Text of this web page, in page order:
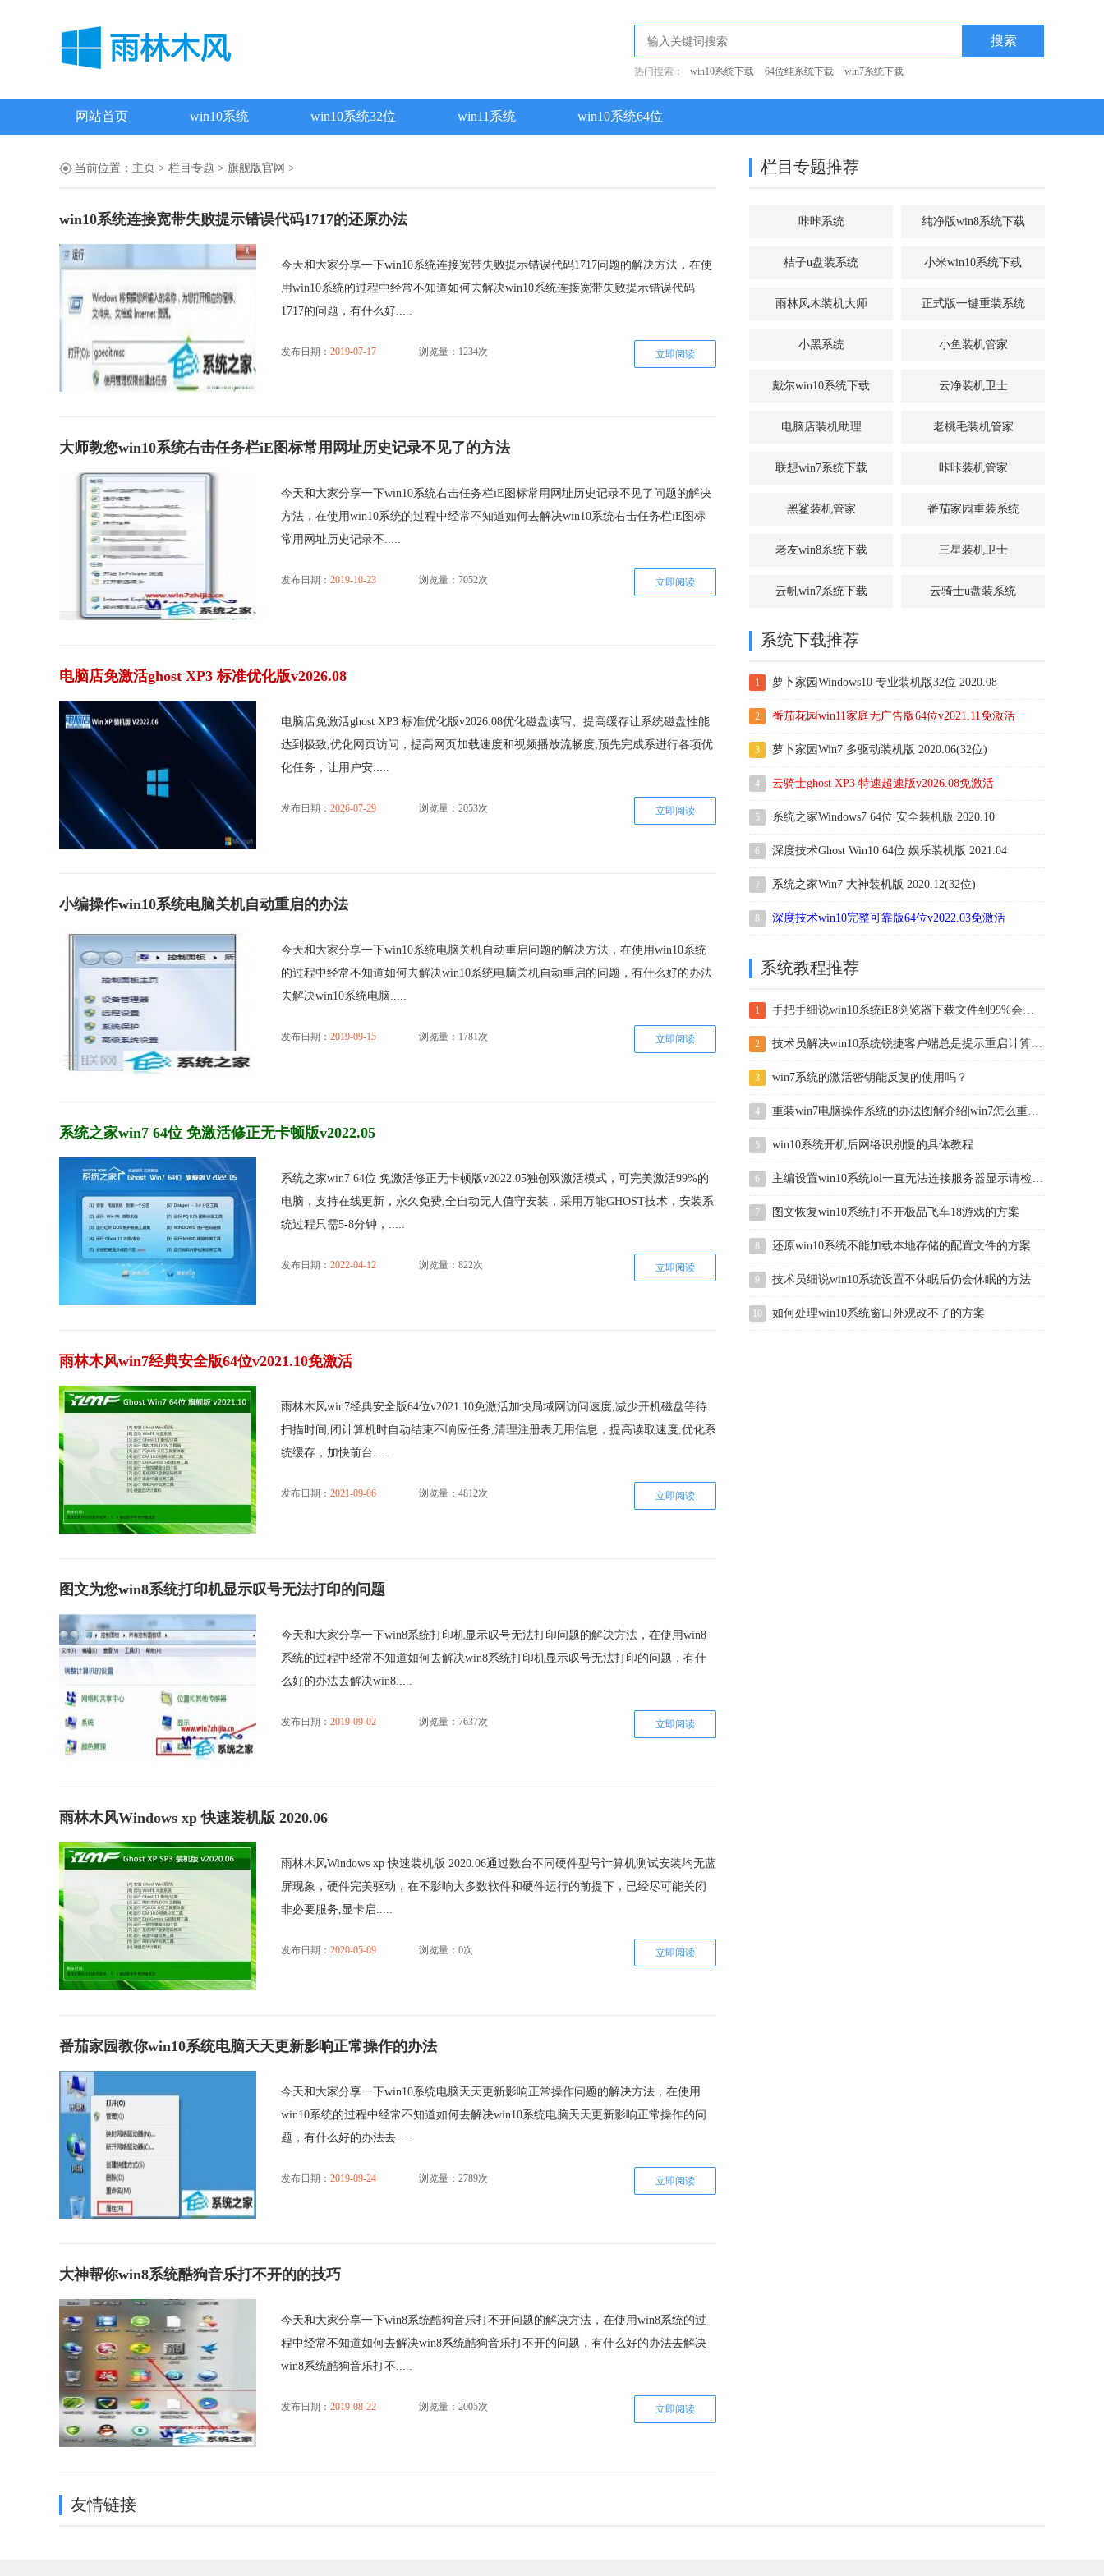
热门搜索： win10系统下载 64位纯系统下载 win7系统下载
网站首页 win10系统 win10系统32位 win11系统 win10系统64位
当前位置： 主页 > 栏目专题 > 旗舰版官网 >
win10系统连接宽带失败提示错误代码1717的还原办法
今天和大家分享一下win10系统连接宽带失败提示错误代码1717问题的解决方法，在使
用win10系统的过程中经常不知道如何去解决win10系统连接宽带失败提示错误代码
1717的问题，有什么好.....
发布日期： 2019-07-17 浏览量：1234次 立即阅读
大师教您win10系统右击任务栏iE图标常用网址历史记录不见了的方法
今天和大家分享一下win10系统右击任务栏iE图标常用网址历史记录不见了问题的解决
方法，在使用win10系统的过程中经常不知道如何去解决win10系统右击任务栏iE图标
常用网址历史记录不.....
发布日期： 2019-10-23 浏览量：7052次 立即阅读
电脑店免激活ghost XP3 标准优化版v2026.08
电脑店免激活ghost XP3 标准优化版v2026.08优化磁盘读写、提高缓存让系统磁盘性能
达到极致,优化网页访问，提高网页加载速度和视频播放流畅度,预先完成系进行各项优
化任务，让用户安.....
发布日期： 2026-07-29 浏览量：2053次 立即阅读
小编操作win10系统电脑关机自动重启的办法
今天和大家分享一下win10系统电脑关机自动重启问题的解决方法，在使用win10系统
的过程中经常不知道如何去解决win10系统电脑关机自动重启的问题，有什么好的办法
去解决win10系统电脑.....
发布日期： 2019-09-15 浏览量：1781次 立即阅读
系统之家win7 64位 免激活修正无卡顿版v2022.05
系统之家win7 64位 免激活修正无卡顿版v2022.05独创双激活模式，可完美激活99%的
电脑，支持在线更新，永久免费,全自动无人值守安装，采用万能GHOST技术，安装系
统过程只需5-8分钟，.....
发布日期： 2022-04-12 浏览量：822次 立即阅读
雨林木风win7经典安全版64位v2021.10免激活
雨林木风win7经典安全版64位v2021.10免激活加快局域网访问速度,减少开机磁盘等待
扫描时间,闭计算机时自动结束不响应任务,清理注册表无用信息，提高读取速度,优化系
统缓存，加快前台.....
发布日期： 2021-09-06 浏览量：4812次 立即阅读
图文为您win8系统打印机显示叹号无法打印的问题
今天和大家分享一下win8系统打印机显示叹号无法打印问题的解决方法，在使用win8
系统的过程中经常不知道如何去解决win8系统打印机显示叹号无法打印的问题，有什
么好的办法去解决win8.....
发布日期： 2019-09-02 浏览量：7637次 立即阅读
雨林木风Windows xp 快速装机版 2020.06
雨林木风Windows xp 快速装机版 2020.06通过数台不同硬件型号计算机测试安装均无蓝
屏现象，硬件完美驱动，在不影响大多数软件和硬件运行的前提下，已经尽可能关闭
非必要服务,显卡启.....
发布日期： 2020-05-09 浏览量：0次 立即阅读
番茄家园教你win10系统电脑天天更新影响正常操作的办法
今天和大家分享一下win10系统电脑天天更新影响正常操作问题的解决方法，在使用
win10系统的过程中经常不知道如何去解决win10系统电脑天天更新影响正常操作的问
题，有什么好的办法去.....
发布日期： 2019-09-24 浏览量：2789次 立即阅读
大神帮你win8系统酷狗音乐打不开的的技巧
今天和大家分享一下win8系统酷狗音乐打不开问题的解决方法，在使用win8系统的过
程中经常不知道如何去解决win8系统酷狗音乐打不开的问题，有什么好的办法去解决
win8系统酷狗音乐打不.....
发布日期： 2019-08-22 浏览量：2005次 立即阅读
栏目专题推荐
咔咔系统 纯净版win8系统下载
桔子u盘装系统 小米win10系统下载
雨林风木装机大师 正式版一键重装系统
小黑系统 小鱼装机管家
戴尔win10系统下载 云净装机卫士
电脑店装机助理 老桃毛装机管家
联想win7系统下载 咔咔装机管家
黑鲨装机管家 番茄家园重装系统
老友win8系统下载 三星装机卫士
云帆win7系统下载 云骑士u盘装系统
系统下载推荐
1 萝卜家园Windows10 专业装机版32位 2020.08
2 番茄花园win11家庭无广告版64位v2021.11免激活
3 萝卜家园Win7 多驱动装机版 2020.06(32位)
4 云骑士ghost XP3 特速超速版v2026.08免激活
5 系统之家Windows7 64位 安全装机版 2020.10
6 深度技术Ghost Win10 64位 娱乐装机版 2021.04
7 系统之家Win7 大神装机版 2020.12(32位)
8 深度技术win10完整可靠版64位v2022.03免激活
系统教程推荐
1 手把手细说win10系统iE8浏览器下载文件到99%会自动停止的办法
2 技术员解决win10系统锐捷客户端总是提示重启计算机后才能使用的
3 win7系统的激活密钥能反复的使用吗？
4 重装win7电脑操作系统的办法图解介绍|win7怎么重装的办法介绍
5 win10系统开机后网络识别慢的具体教程
6 主编设置win10系统lol一直无法连接服务器显示请检查网络连接的方案
7 图文恢复win10系统打不开极品飞车18游戏的方案
8 还原win10系统不能加载本地存储的配置文件的方案
9 技术员细说win10系统设置不休眠后仍会休眠的方法
10 如何处理win10系统窗口外观改不了的方案
友情链接